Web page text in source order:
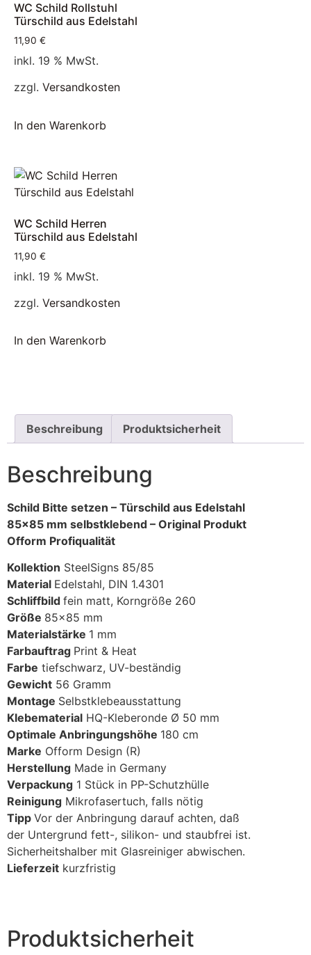
WC Schild Rollstuhl
Türschild aus Edelstahl
11,90 €
inkl. 19 % MwSt.
zzgl. Versandkosten
In den Warenkorb
WC Schild Herren
Türschild aus Edelstahl
11,90 €
inkl. 19 % MwSt.
zzgl. Versandkosten
In den Warenkorb
Beschreibung Produktsicherheit
Beschreibung
Schild Bitte setzen – Türschild aus Edelstahl
85×85 mm selbstklebend – Original Produkt
Ofform Profiqualität
Kollektion SteelSigns 85/85
Material Edelstahl, DIN 1.4301
Schliffbild fein matt, Korngröße 260
Größe 85×85 mm
Materialstärke 1 mm
Farbauftrag Print & Heat
Farbe tiefschwarz, UV-beständig
Gewicht 56 Gramm
Montage Selbstklebeausstattung
Klebematerial HQ-Kleberonde Ø 50 mm
Optimale Anbringungshöhe 180 cm
Marke Ofform Design (R)
Herstellung Made in Germany
Verpackung 1 Stück in PP-Schutzhülle
Reinigung Mikrofasertuch, falls nötig
Tipp Vor der Anbringung darauf achten, daß
der Untergrund fett-, silikon- und staubfrei ist.
Sicherheitshalber mit Glasreiniger abwischen.
Lieferzeit kurzfristig
Produktsicherheit